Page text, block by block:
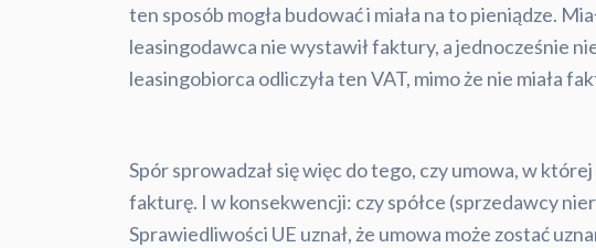
ten sposób mogła budować i miała na to pieniądze.
leasingodawca nie wystawił faktury, a jednocześnie
leasingobiorca odliczyła ten VAT, mimo że nie miała
Spór sprowadzał się więc do tego, czy umowa, w
fakturę. I w konsekwencji: czy spółce (sprzedawcy
Sprawiedliwości UE uznał, że umowa może zostać